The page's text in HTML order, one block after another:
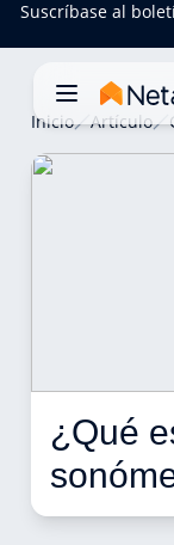
Suscríbase al
Inicio Artículo
¿Qué